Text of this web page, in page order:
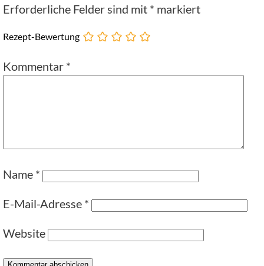
Erforderliche Felder sind mit * markiert
Rezept-Bewertung
Kommentar *
Name *
E-Mail-Adresse *
Website